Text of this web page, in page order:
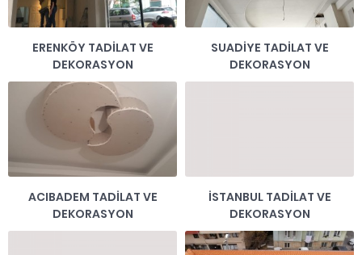
ERENKÖY TADİLAT VE
DEKORASYON
SUADİYE TADİLAT VE
DEKORASYON
ACIBADEM TADİLAT VE
DEKORASYON
İSTANBUL TADİLAT VE
DEKORASYON